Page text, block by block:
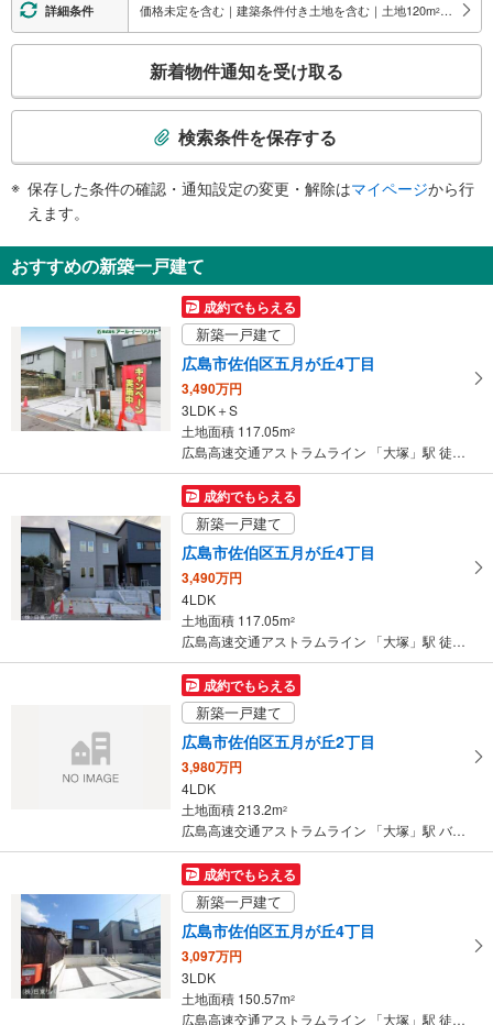
エスカレータ
・ホーム⇔改札
・改札内
・ＡＥＤ
・点字運賃表
詳細条件 価格未定を含む｜建築条件付き土地を含む｜土地120m2 以上
検
知
を
け
取
る
・
条
イ
ペ
ー
ジ
に
存
新着物件通知を受け取る
検索条件を保存する
保存した条件の確認・通知設定の変更・解除はマイページから行
えます。
おすすめの新築一戸建て
成約でもらえる
新築一戸建て
広島市佐伯区五月が丘4丁目
3,490万円
3LDK＋S
土地面積 117.05m2
広島高速交通アストラムライン 「大塚」駅 徒歩22分
成約でもらえる
新築一戸建て
広島市佐伯区五月が丘4丁目
3,490万円
4LDK
土地面積 117.05m2
広島高速交通アストラムライン 「大塚」駅 徒歩21分
成約でもらえる
新築一戸建て
広島市佐伯区五月が丘2丁目
3,980万円
4LDK
土地面積 213.2m2
広島高速交通アストラムライン 「大塚」駅 バス9分 石内原田 バス停下車 徒歩12分
成約でもらえる
新築一戸建て
広島市佐伯区五月が丘4丁目
3,097万円
3LDK
土地面積 150.57m2
広島高速交通アストラムライン 「大塚」駅 徒歩26分